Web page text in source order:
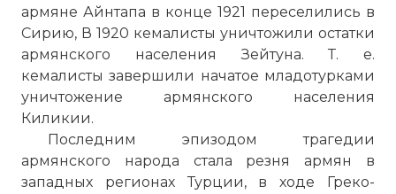
армяне Айнтапа в конце 1921 переселились в
Сирию, В 1920 кемалисты уничтожили остатки
армянского населения Зейтуна. Т. е.
кемалисты завершили начатое младотурками
уничтожение армянского населения
Киликии.
Последним эпизодом трагедии
армянского народа стала резня армян в
западных регионах Турции, в ходе Греко-